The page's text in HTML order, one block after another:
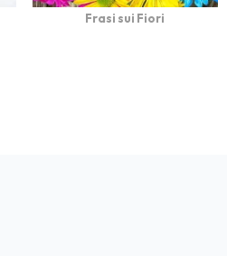
Frasi sui Fiori